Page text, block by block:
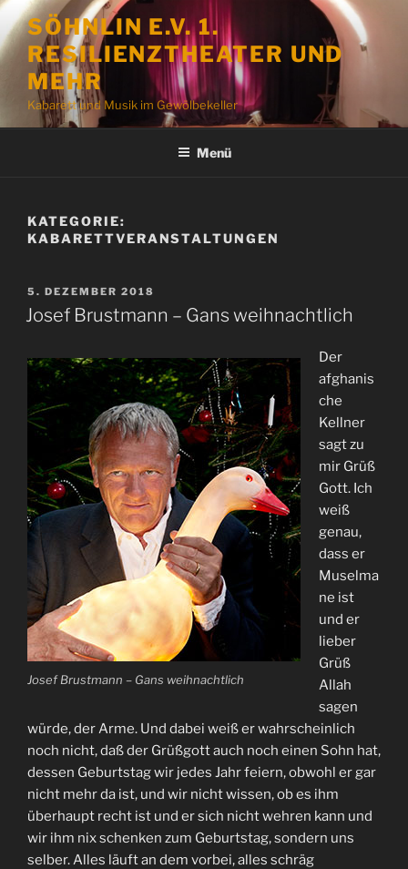
Zum
Inhalt
springen
SÖHNLIN E.V. 1.
RESILIENZTHEATER UND
MEHR
Kabarett und Musik im Gewölbekeller
Menü
KATEGORIE:
KABARETTVERANSTALTUNGEN
VERÖFFENTLICHT
AM
5. DEZEMBER 2018
Josef Brustmann – Gans weihnachtlich
Josef Brustmann – Gans weihnachtlich
Der
afghanis
che
Kellner
sagt zu
mir Grüß
Gott. Ich
weiß
genau,
dass er
Muselma
ne ist
und er
lieber
Grüß
Allah
sagen
würde, der Arme. Und dabei weiß er wahrscheinlich
noch nicht, daß der Grüßgott auch noch einen Sohn hat,
dessen Geburtstag wir jedes Jahr feiern, obwohl er gar
nicht mehr da ist, und wir nicht wissen, ob es ihm
überhaupt recht ist und er sich nicht wehren kann und
wir ihm nix schenken zum Geburtstag, sondern uns
selber. Alles läuft an dem vorbei, alles schräg